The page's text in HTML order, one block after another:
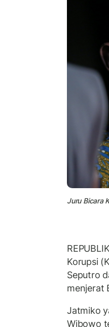
Juru Bicara
Korupsi
Seputro
menjerat
Jatmiko
Wibowo